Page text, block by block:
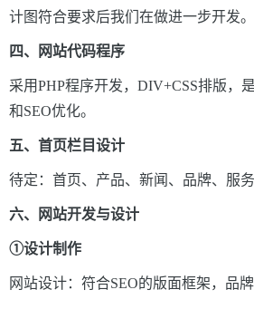
计图符合要求后我们在做进一步开发。
四、网站代码程序
采用PHP程序开发，DIV+CSS排版，
和SEO优化。
五、首页栏目设计
待定：首页、产品、新闻、品牌、服务
六、 网站开发与设计
①设计制作
网站设计：符合SEO的版面框架，品